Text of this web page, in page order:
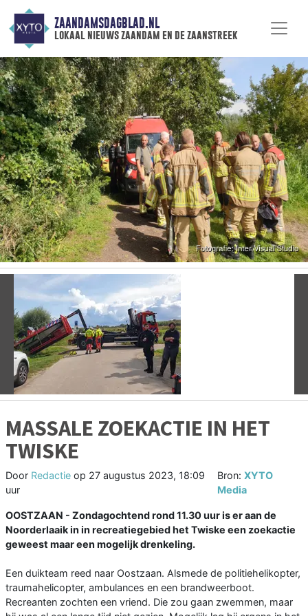
ZAANDAMSDAGBLAD.NL
lokaal nieuws zaandam en de zaanstreek
Vorige
MASSALE ZOEKACTIE IN HET
TWISKE
Door Redactie op 27 augustus 2023, 18:09
uur
Bron: XYTO
Media
OOSTZAAN - Zondagochtend rond 11.30 uur is er aan de
Noorderlaaik in in recreatiegebied het Twiske een zoekactie
geweest maar een mogelijk drenkeling.
Een duikteam reed naar Oostzaan. Alsmede de politiehelikopter,
traumahelicopter, ambulances en een brandweerboot.
Recreanten zochten een vriend. Die zou gaan zwemmen, maar